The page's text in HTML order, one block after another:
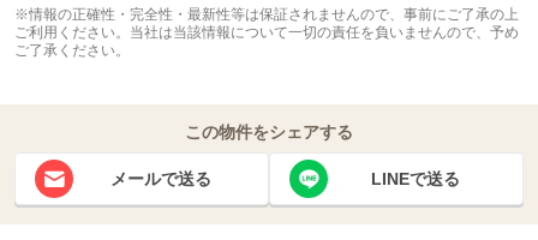
※情報の正確性・完全性・最新性等は保証されませんので、事前にご了承の上
ご利用ください。当社は当該情報について一切の責任を負いませんので、予め
ご了承ください。
この物件をシェアする
メールで送る LINEで送る